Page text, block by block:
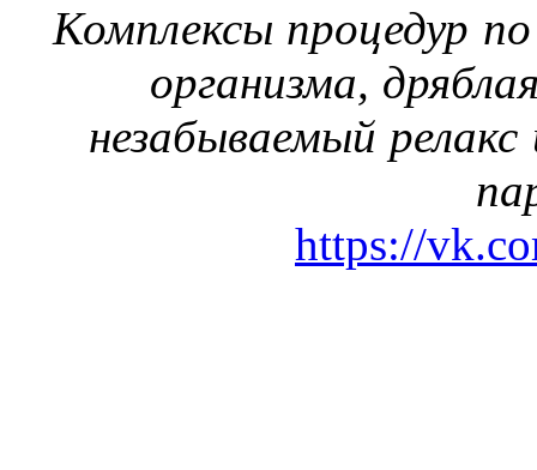
Комплексы процедур
организма,
незабываемый
https://